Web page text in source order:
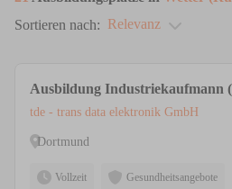
Sortieren nach: Relevanz
Ausbildung Industriekaufmann
tde - trans data elektronik GmbH
Dortmund
Vollzeit Gesundheitsangebote